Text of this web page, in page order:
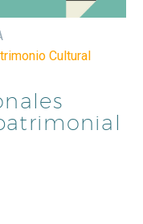
Cultural